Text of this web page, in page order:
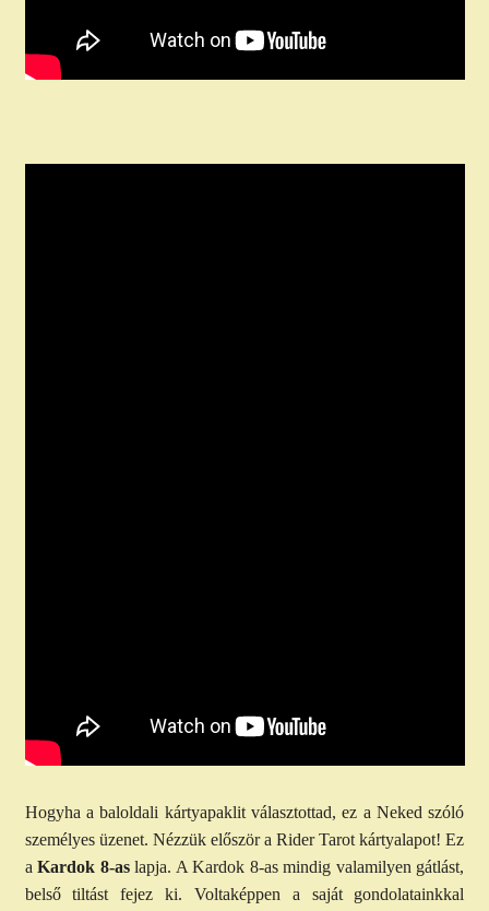
Hogyha a baloldali kártyapaklit választottad, ez a Neked szóló
személyes üzenet. Nézzük először a Rider Tarot kártyalapot! Ez
aKardok 8-aslapja. A Kardok 8-as mindig valamilyen gátlást,
belső tiltást fejez ki. Voltaképpen a saját gondolatainkkal